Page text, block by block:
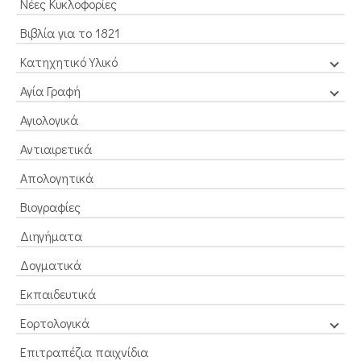
Βιβλία για το 1821
Κατηχητικό Υλικό
Αγία Γραφή
Αγιολογικά
Αντιαιρετικά
Απολογητικά
Βιογραφίες
Διηγήματα
Δογματικά
Εκπαιδευτικά
Εορτολογικά
Επιτραπέζια παιχνίδια